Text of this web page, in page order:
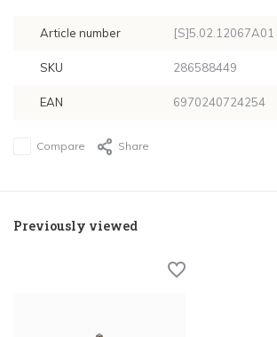
Article number [S]5.02.12067A01
SKU 286588449
EAN 6970240724254
Compare Share
Previously viewed